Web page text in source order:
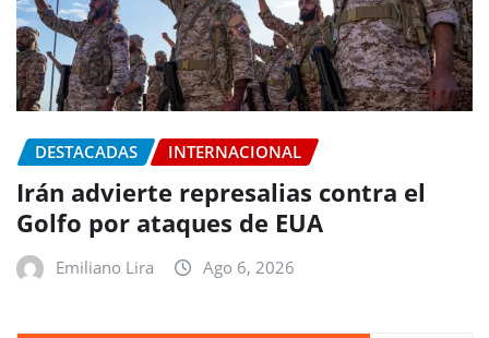
DESTACADAS INTERNACIONAL
Irán advierte represalias contra el
Golfo por ataques de EUA
Emiliano Lira Ago 6, 2026